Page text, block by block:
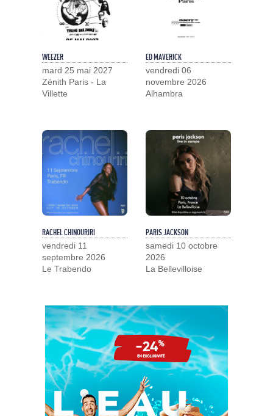
WEEZER
mard 25 mai 2027
Zénith Paris - La
Villette
ED MAVERICK
vendredi 06
novembre 2026
Alhambra
RACHEL CHINOURIRI
vendredi 11
septembre 2026
Le Trabendo
PARIS JACKSON
samedi 10 octobre
2026
La Bellevilloise